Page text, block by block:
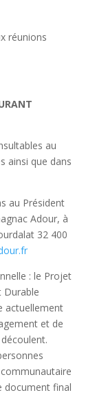
réunions
au
ainsi que dans
au Président
Adour, à
32 400
: le Projet
Durable
actuellement
et de
document final